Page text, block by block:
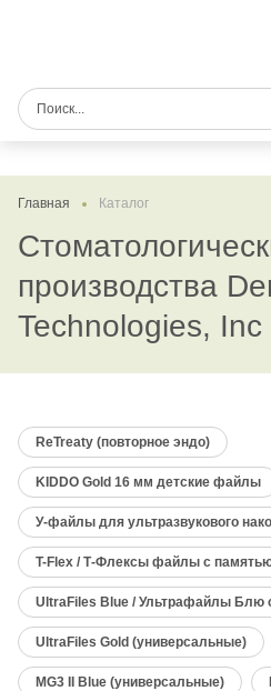
Главная Каталог
производства
Technologies,
ReTreaty (повторное эндо)
KIDDO Gold 16 мм детские файлы
У-файлы для ультразвукового
T-Flex / Т-Флексы файлы с
UltraFiles Blue / Ультрафайлы
UltraFiles Gold (универсальные)
MG3 II Blue (универсальные)